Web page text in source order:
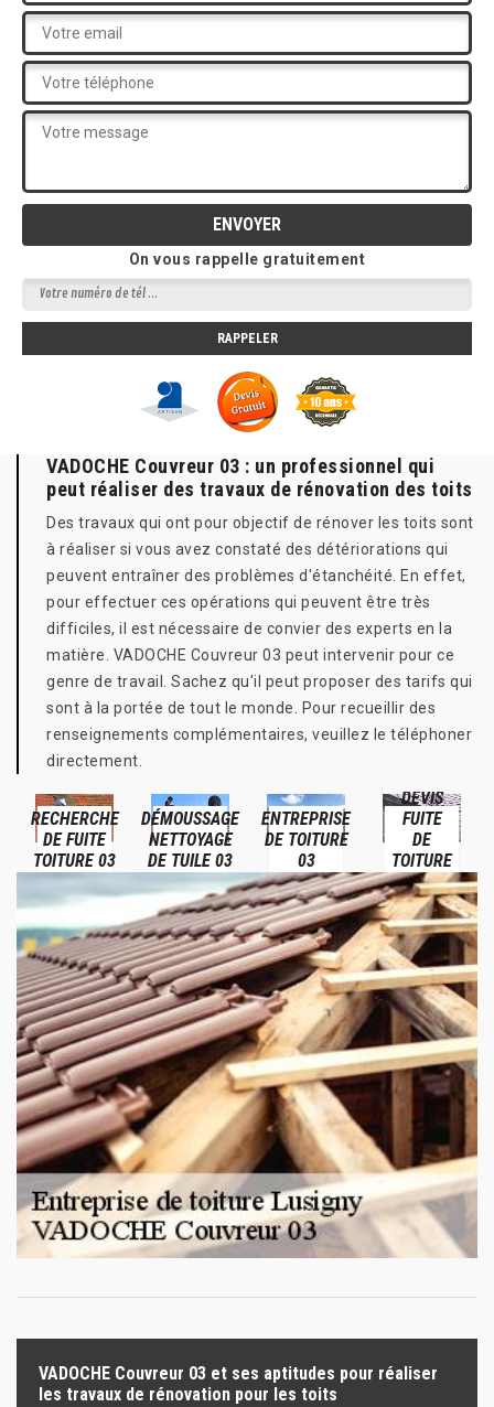
On vous rappelle gratuitement
VADOCHE Couvreur 03 : un professionnel qui
peut réaliser des travaux de rénovation des toits
Des travaux qui ont pour objectif de rénover les toits sont
à réaliser si vous avez constaté des détériorations qui
peuvent entraîner des problèmes d'étanchéité. En effet,
pour effectuer ces opérations qui peuvent être très
difficiles, il est nécessaire de convier des experts en la
matière. VADOCHE Couvreur 03 peut intervenir pour ce
genre de travail. Sachez qu'il peut proposer des tarifs qui
sont à la portée de tout le monde. Pour recueillir des
renseignements complémentaires, veuillez le téléphoner
directement.
RECHERCHE
DE FUITE
TOITURE 03
DÉMOUSSAGE
NETTOYAGE
DE TUILE 03
ENTREPRISE
DE TOITURE
03
DEVIS
FUITE
DE
TOITURE
03
VADOCHE Couvreur 03 et ses aptitudes pour réaliser
les travaux de rénovation pour les toits